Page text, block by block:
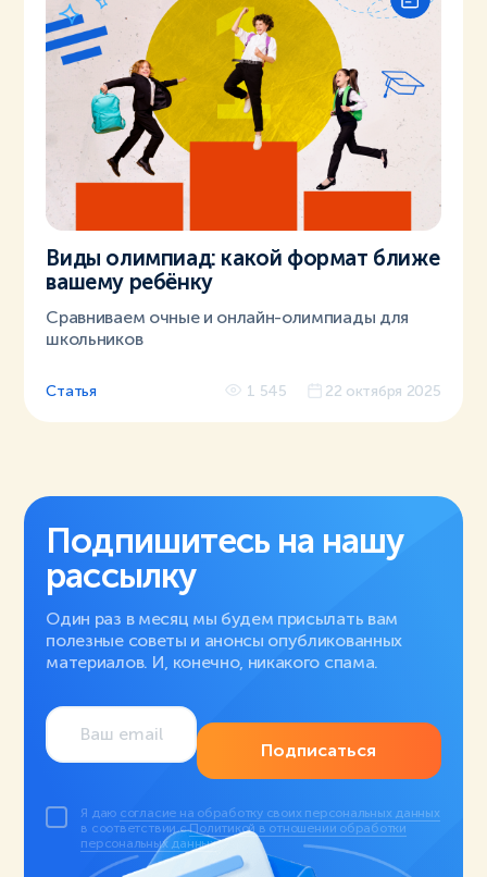
Виды олимпиад: какой формат ближе
вашему ребёнку
Сравниваем очные и онлайн-олимпиады для
школьников
Статья 1 545 22 октября 2025
Подпишитесь на нашу
рассылку
Один раз в месяц мы будем присылать вам
полезные советы и анонсы опубликованных
материалов. И, конечно, никакого спама.
Подписаться
Я даю согласие на обработку своих персональных данных
в соответствии сПолитикой в отношении обработки
персональных данных.